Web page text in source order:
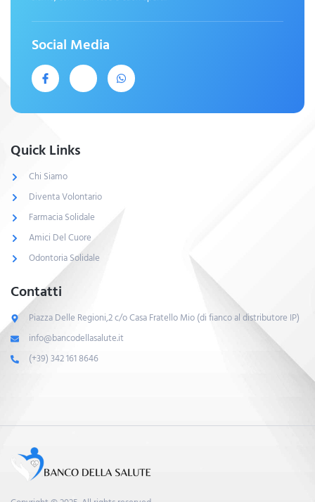
Social Media
Quick Links
Chi Siamo
Diventa Volontario
Farmacia Solidale
Amici Del Cuore
Odontoria Solidale
Contatti
Piazza Delle Regioni,2 c/o Casa Fratello Mio (di fianco al distributore IP)
info@bancodellasalute.it
(+39) 342 161 8646